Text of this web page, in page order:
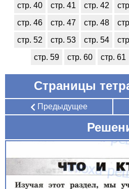
стр. 40
стр. 41 стр. 42
стр. 46
стр. 47 стр. 48
стр. 52
стр. 53 стр. 54
стр. 59
стр. 60 стр. 61
Страницы
Предыдущее